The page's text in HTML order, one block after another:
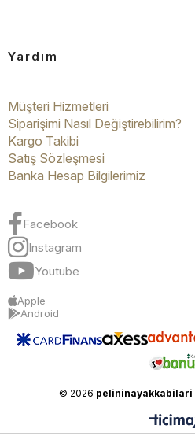
Yardım
Müşteri Hizmetleri
Siparişimi Nasıl Değiştirebilirim?
Kargo Takibi
Satış Sözleşmesi
Banka Hesap Bilgilerimiz
Facebook
Instagram
Youtube
Apple
Android
© 2026 pelininayakkabilari